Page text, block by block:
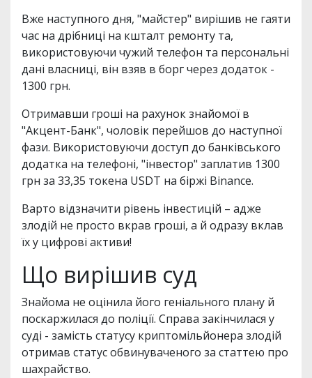
Вже наступного дня, "майстер" вирішив не гаяти
час на дрібниці на кшталт ремонту та,
використовуючи чужий телефон та персональні
дані власниці, він взяв в борг через додаток -
1300 грн.
Отримавши гроші на рахунок знайомої в
"Акцент-Банк", чоловік перейшов до наступної
фази. Використовуючи доступ до банківського
додатка на телефоні, "інвестор" заплатив 1300
грн за 33,35 токена USDT на біржі Binance.
Варто відзначити рівень інвестицій – адже
злодій не просто вкрав гроші, а й одразу вклав
їх у цифрові активи!
Що вирішив суд
Знайома не оцінила його геніального плану й
поскаржилася до поліції. Справа закінчилася у
суді - замість статусу криптомільйонера злодій
отримав статус обвинуваченого за статтею про
шахрайство.